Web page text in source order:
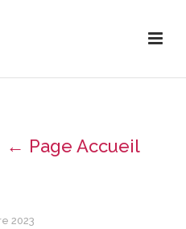
← Page Accueil
2023